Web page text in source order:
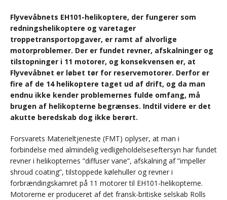
Flyvevåbnets EH101-helikoptere, der fungerer som
redningshelikoptere og varetager
troppetransportopgaver, er ramt af alvorlige
motorproblemer. Der er fundet revner, afskalninger og
tilstopninger i 11 motorer, og konsekvensen er, at
Flyvevåbnet er løbet tør for reservemotorer. Derfor er
fire af de 14 helikoptere taget ud af drift, og da man
endnu ikke kender problemernes fulde omfang, må
brugen af helikopterne begrænses. Indtil videre er det
akutte beredskab dog ikke berørt.
Forsvarets Materieltjeneste (FMT) oplyser, at man i
forbindelse med almindelig vedligeholdelseseftersyn har fundet
revner i helikopternes ”diffuser vane”, afskalning af ”impeller
shroud coating”, tilstoppede kølehuller og revner i
forbrændingskamret på 11 motorer til EH101-helikopterne.
Motorerne er produceret af det fransk-britiske selskab Rolls